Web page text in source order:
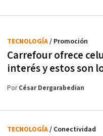
Carrefour ofrece
interés y estos son
TECNOLOGÍA/ Promoción
PorCésar Dergarabedian
TECNOLOGÍA/ Conectividad